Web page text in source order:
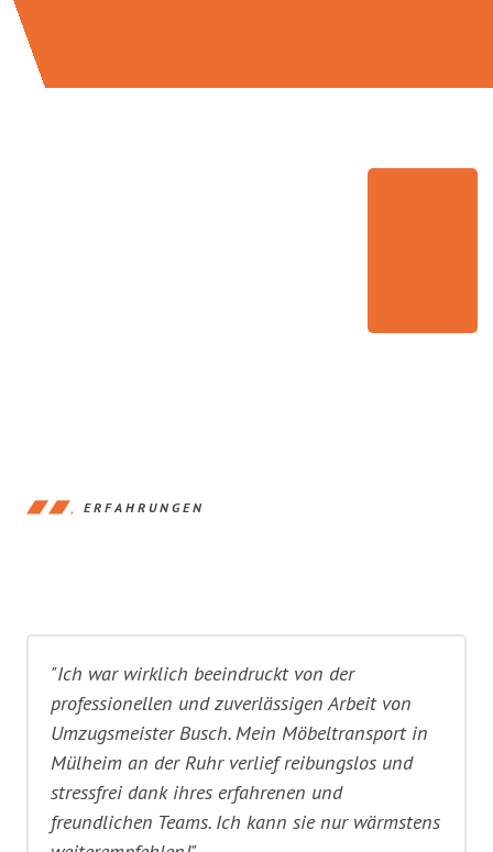
ERFAHRUNGEN
"Ich war wirklich beeindruckt von der
professionellen und zuverlässigen Arbeit von
Umzugsmeister Busch. Mein Möbeltransport in
Mülheim an der Ruhr verlief reibungslos und
stressfrei dank ihres erfahrenen und
freundlichen Teams. Ich kann sie nur wärmstens